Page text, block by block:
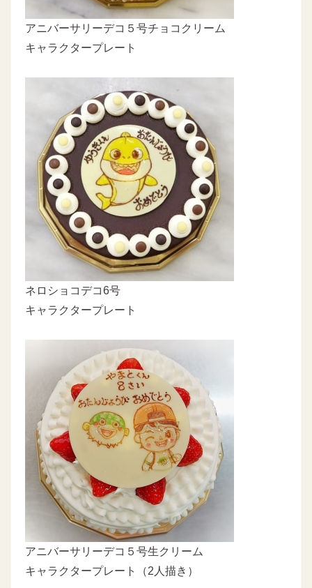
アニバーサリーデコ５号チョコクリーム
キャラクタープレート
ネロショコデコ6号
キャラクタープレート
アニバーサリーデコ５号生クリーム
キャラクタープレート（2人描き）